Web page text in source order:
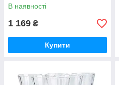
В наявності
1 169 ₴
Купити